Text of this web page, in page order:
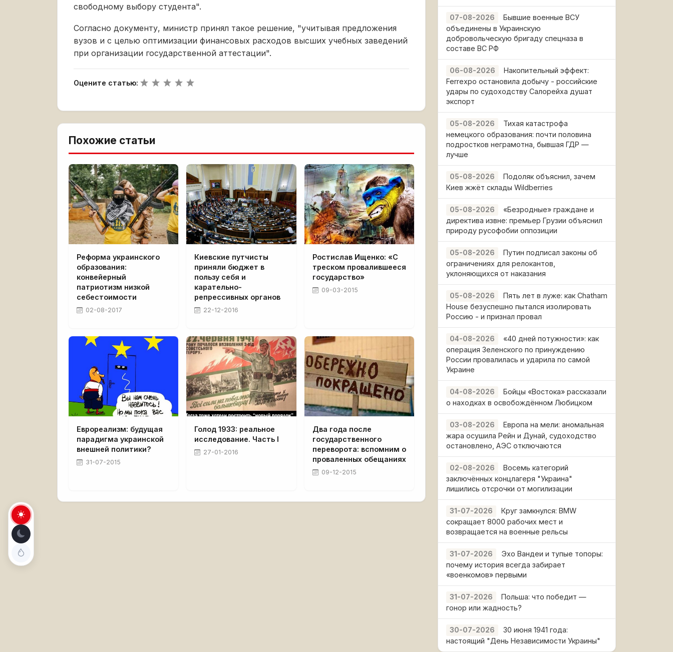
свободному выбору студента".
Согласно документу, министр принял такое решение, "учитывая предложения
вузов и с целью оптимизации финансовых расходов высших учебных заведений
при организации государственной аттестации".
Оцените статью:
Похожие статьи
Реформа украинского
образования:
конвейерный
патриотизм низкой
себестоимости
02-08-2017
Киевские путчисты
приняли бюджет в
пользу себя и
карательно-
репрессивных органов
22-12-2016
Ростислав Ищенко: «С
треском провалившееся
государство»
09-03-2015
Еврореализм: будущая
парадигма украинской
внешней политики?
31-07-2015
Голод 1933: реальное
исследование. Часть I
27-01-2016
Два года после
государственного
переворота: вспомним о
проваленных обещаниях
09-12-2015
07-08-2026
Бывшие военные ВСУ
объединены в Украинскую
добровольческую бригаду спецназа в
составе ВС РФ
06-08-2026
Накопительный эффект:
Ferrexpo остановила добычу - российские
удары по судоходству Салорейха душат
экспорт
05-08-2026
Тихая катастрофа
немецкого образования: почти половина
подростков неграмотна, бывшая ГДР —
лучше
05-08-2026
Подоляк объяснил, зачем
Киев жжёт склады Wildberries
05-08-2026
«Безродные» граждане и
директива извне: премьер Грузии объяснил
природу русофобии оппозиции
05-08-2026
Путин подписал законы об
ограничениях для релокантов,
уклоняющихся от наказания
05-08-2026
Пять лет в луже: как Chatham
House безуспешно пытался изолировать
Россию - и признал провал
04-08-2026
«40 дней потужности»: как
операция Зеленского по принуждению
России провалилась и ударила по самой
Украине
04-08-2026
Бойцы «Востока» рассказали
о находках в освобождённом Любицком
03-08-2026
Европа на мели: аномальная
жара осушила Рейн и Дунай, судоходство
остановлено, АЭС отключаются
02-08-2026
Восемь категорий
заключённых концлагеря "Украина"
лишились отсрочки от могилизации
31-07-2026
Круг замкнулся: BMW
сокращает 8000 рабочих мест и
возвращается на военные рельсы
31-07-2026
Эхо Вандеи и тупые топоры:
почему история всегда забирает
«военкомов» первыми
31-07-2026
Польша: что победит —
гонор или жадность?
30-07-2026
30 июня 1941 года:
настоящий "День Независимости Украины"